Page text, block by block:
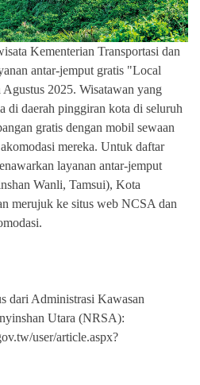
Kementerian Transportasi dan
antar-jemput gratis "Local
2025. Wisatawan yang
di daerah pinggiran kota di seluruh
gratis dengan mobil sewaan
mereka. Untuk daftar
layanan antar-jemput
Wanli, Tamsui), Kota
merujuk ke situs web NCSA dan
dari Administrasi Kawasan
Utara (NRSA):
user/article.aspx?